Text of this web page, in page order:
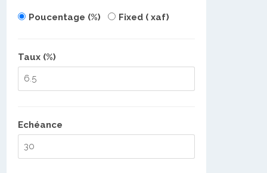
Poucentage (%) Fixed ( xaf)
Taux (%)
Echéance